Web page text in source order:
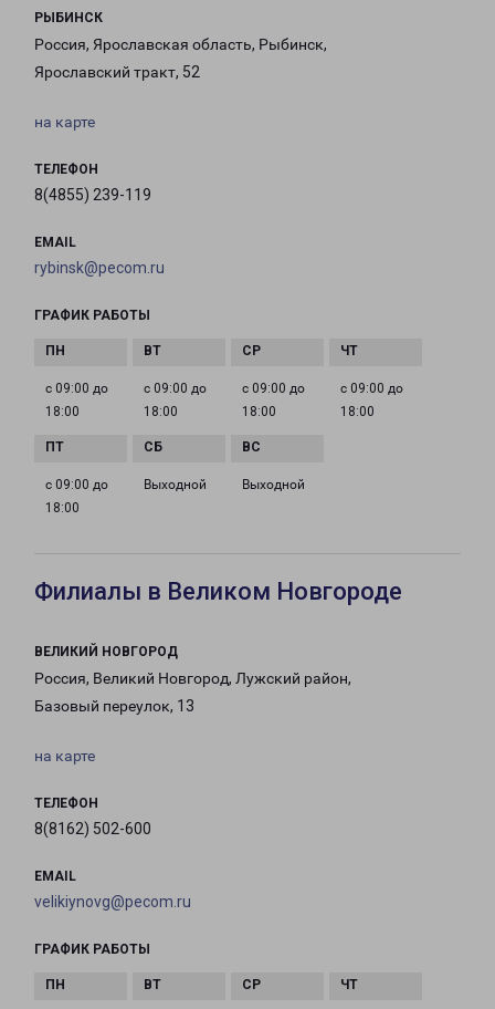
РЫБИНСК
Россия, Ярославская область, Рыбинск,
Ярославский тракт, 52
на карте
ТЕЛЕФОН
8(4855) 239-119
EMAIL
rybinsk@pecom.ru
ГРАФИК РАБОТЫ
с 09:00 до
18:00
с 09:00 до
18:00
с 09:00 до
18:00
с 09:00 до
18:00
с 09:00 до
18:00
Выходной Выходной
Филиалы в Великом Новгороде
ВЕЛИКИЙ НОВГОРОД
Россия, Великий Новгород, Лужский район,
Базовый переулок, 13
на карте
ТЕЛЕФОН
8(8162) 502-600
EMAIL
velikiynovg@pecom.ru
ГРАФИК РАБОТЫ